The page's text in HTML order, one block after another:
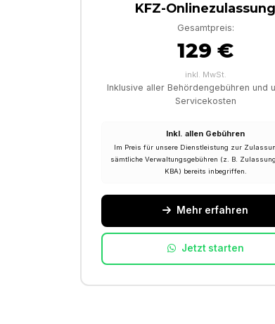
KFZ-Onlinezulassung
Gesamtpreis:
129 €
inkl. MwSt.
Inklusive aller Behördengebühren und
Servicekosten
Inkl. allen Gebühren
Im Preis für unsere Dienstleistung zur
sämtliche Verwaltungsgebühren (z. B.
KBA) bereits inbegriffen.
Mehr erfahren
Jetzt starten